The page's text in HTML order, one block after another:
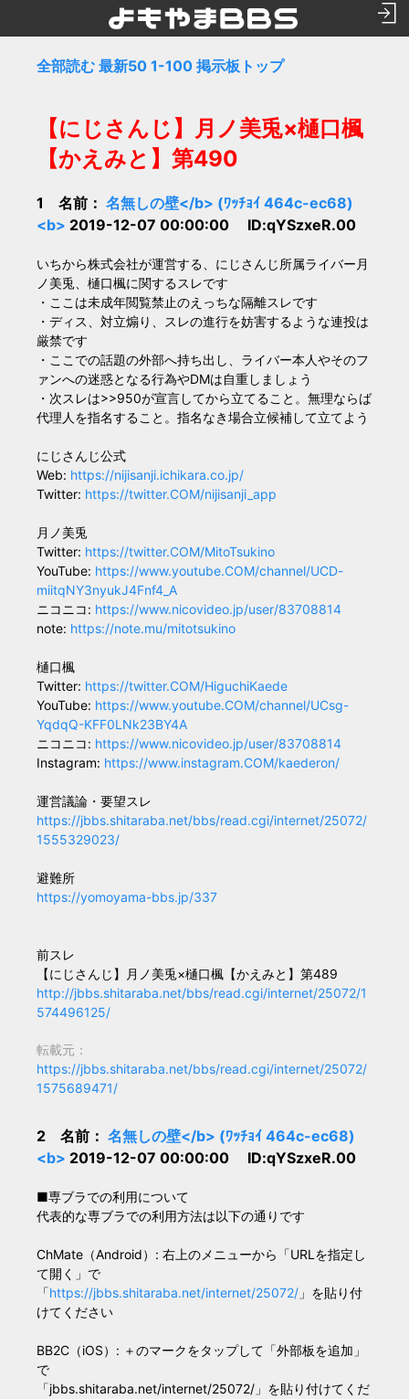
全部読む 最新50 1-100 掲示板トップ
【にじさんじ】月ノ美兎×樋口楓
【かえみと】第490
1 名前： 名無しの壁</b> (ﾜｯﾁｮｲ 464c-ec68)
<b> 2019-12-07 00:00:00 ID:qYSzxeR.00
いちから株式会社が運営する、にじさんじ所属ライバー月
ノ美兎、樋口楓に関するスレです
・ここは未成年閲覧禁止のえっちな隔離スレです
・ディス、対立煽り、スレの進行を妨害するような連投は
厳禁です
・ここでの話題の外部へ持ち出し、ライバー本人やそのフ
ァンへの迷惑となる行為やDMは自重しましょう
・次スレは>>950が宣言してから立てること。無理ならば
代理人を指名すること。指名なき場合立候補して立てよう
にじさんじ公式
Web: https://nijisanji.ichikara.co.jp/
Twitter: https://twitter.COM/nijisanji_app
月ノ美兎
Twitter: https://twitter.COM/MitoTsukino
YouTube: https://www.youtube.COM/channel/UCD-
miitqNY3nyukJ4Fnf4_A
ニコニコ: https://www.nicovideo.jp/user/83708814
note: https://note.mu/mitotsukino
樋口楓
Twitter: https://twitter.COM/HiguchiKaede
YouTube: https://www.youtube.COM/channel/UCsg-
YqdqQ-KFF0LNk23BY4A
ニコニコ: https://www.nicovideo.jp/user/83708814
Instagram: https://www.instagram.COM/kaederon/
運営議論・要望スレ
https://jbbs.shitaraba.net/bbs/read.cgi/internet/25072/
1555329023/
避難所
https://yomoyama-bbs.jp/337
前スレ
【にじさんじ】月ノ美兎×樋口楓【かえみと】第489
http://jbbs.shitaraba.net/bbs/read.cgi/internet/25072/1
574496125/
転載元：
https://jbbs.shitaraba.net/bbs/read.cgi/internet/25072/
1575689471/
2 名前： 名無しの壁</b> (ﾜｯﾁｮｲ 464c-ec68)
<b> 2019-12-07 00:00:00 ID:qYSzxeR.00
■専ブラでの利用について
代表的な専ブラでの利用方法は以下の通りです
ChMate（Android）: 右上のメニューから「URLを指定し
て開く」で
「https://jbbs.shitaraba.net/internet/25072/ 」を貼り付
けてください
BB2C（iOS）: ＋のマークをタップして「外部板を追加」
で
「jbbs.shitaraba.net/internet/25072/」を貼り付けてくだ